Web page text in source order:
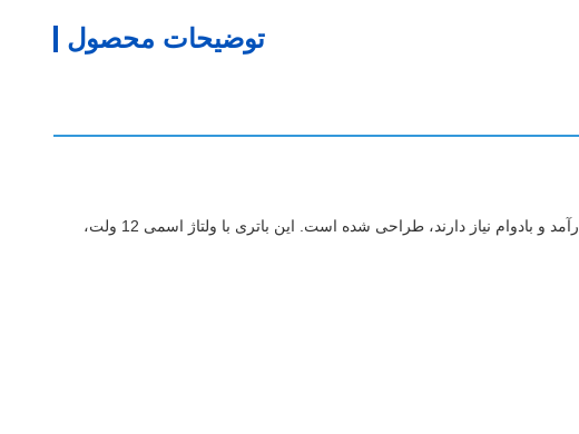
توضیحات محصول
باتری قابل شارژ 12 ولت LiFePo4 یک راه حل ذخیره سازی انرژی پیشرفته است که برای کاربردهای مدرن که به قدرت قابل اعتماد، کارآمد و بادوام نیاز دارند، طراحی شده است. این باتری با ولتاژ اسمی 12 ولت،